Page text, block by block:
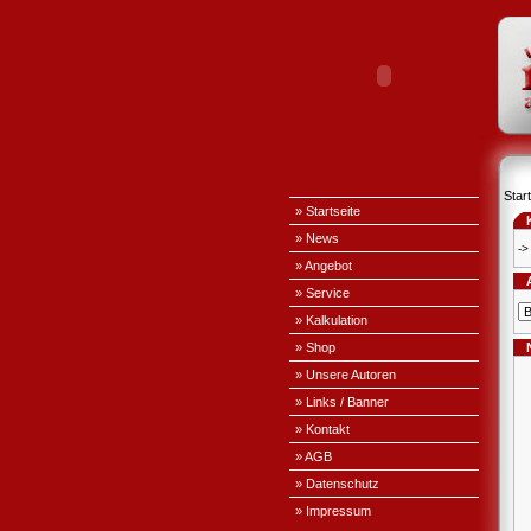
» Startseite
» News
» Angebot
» Service
» Kalkulation
» Shop
» Unsere Autoren
» Links / Banner
» Kontakt
» AGB
» Datenschutz
» Impressum
->